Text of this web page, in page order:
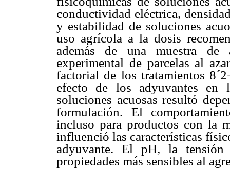
conductividad eléctrica,
y estabilidad de soluciones
uso agrícola a la dosis
además de una muestra
experimental de parcelas al
factorial de los tratamientos
efecto de los adyuvantes en
soluciones acuosas resultó
formulación. El
incluso para productos con la
influenció las características
adyuvante. El pH, la
propiedades más sensibles al